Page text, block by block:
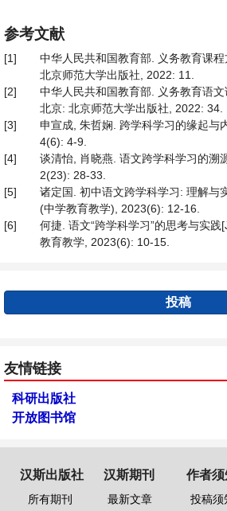
参考文献
[1]
中华人民共和国教育部. 义务教育课
北京师范大学出版社, 2022: 11.
[2]
中华人民共和国教育部. 义务教育语
北京: 北京师范大学出版社, 2022: 34.
[3]
申宣成, 朱哲娴. 跨学科学习的缘起与
4(6): 4-9.
[4]
谈清怡, 肖晓燕. 语文跨学科学习的溯
2(23): 28-33.
[5]
诸定国. 初中语文跨学科学习: 理解与
(中学教育教学), 2023(6): 12-16.
[6]
何捷. 语文“跨学科学习”的思考与实
教育教学, 2023(6): 10-15.
投稿
友情链接
科研出版社
开放图书馆
汉斯出版社
所有期刊
汉斯期刊
最新文章
作者须
投稿须